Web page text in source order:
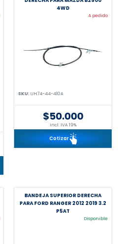
4WD
A pedido
SKU: UH74-44-410A
$50.000
incl. IVA 19%
Cotizar
BANDEJA SUPERIOR DERECHA
PARA FORD RANGER 2012 2019 3.2
P5AT
Disponible